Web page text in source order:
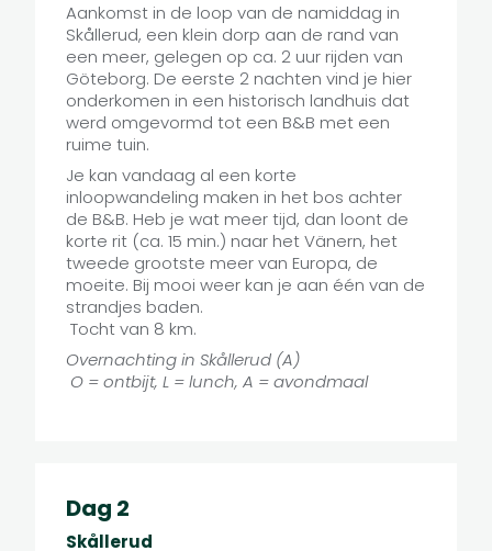
Aankomst in de loop van de namiddag in
Skållerud, een klein dorp aan de rand van
een meer, gelegen op ca. 2 uur rijden van
Göteborg. De eerste 2 nachten vind je hier
onderkomen in een historisch landhuis dat
werd omgevormd tot een B&B met een
ruime tuin.
Je kan vandaag al een korte
inloopwandeling maken in het bos achter
de B&B. Heb je wat meer tijd, dan loont de
korte rit (ca. 15 min.) naar het Vänern, het
tweede grootste meer van Europa, de
moeite. Bij mooi weer kan je aan één van de
strandjes baden.
Tocht van 8 km.
Overnachting in Skållerud (A)
O = ontbijt, L = lunch, A = avondmaal
Dag 2
Skållerud